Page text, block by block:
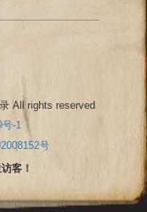
All rights reserved
-1
号
客！